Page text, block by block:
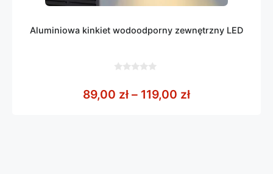
Aluminiowa kinkiet wodoodporny zewnętrzny LED
5
89,00 zł – 119,00 złZakres cen: